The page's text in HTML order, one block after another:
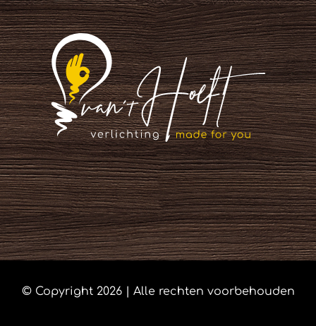
© Copyright 2026 | Alle rechten voorbehouden